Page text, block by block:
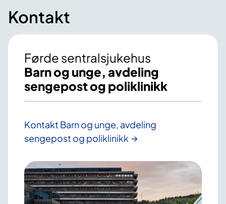
Kontakt
Førde sentralsjukehus
Barn og unge, avdeling
sengepost og poliklinikk
Kontakt Barn og unge, avdeling
sengepost og poliklinikk